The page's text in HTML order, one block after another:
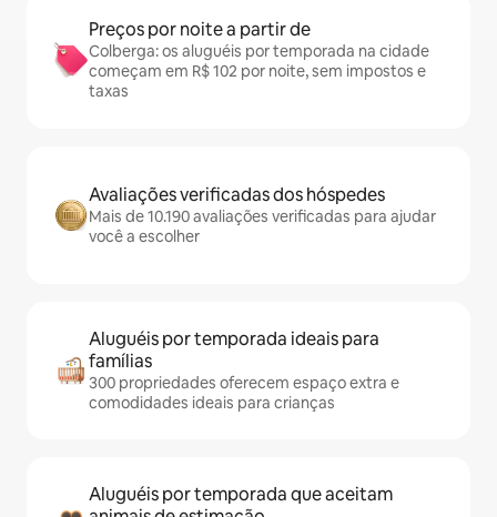
Preços por noite a partir de
Colberga: os aluguéis por temporada na cidade
começam em R$ 102 por noite, sem impostos e
taxas
Avaliações verificadas dos hóspedes
Mais de 10.190 avaliações verificadas para ajudar
você a escolher
Aluguéis por temporada ideais para
famílias
300 propriedades oferecem espaço extra e
comodidades ideais para crianças
Aluguéis por temporada que aceitam